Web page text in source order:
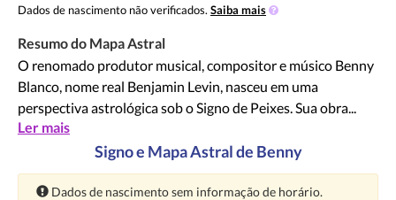
Dados de nascimento não verificados. Saiba mais
Resumo do Mapa Astral
O renomado produtor musical, compositor e músico Benny
Blanco, nome real Benjamin Levin, nasceu em uma
perspectiva astrológica sob o Signo de Peixes. Sua obra...
Ler mais
Signo e Mapa Astral de Benny
Atenção:
Dados de nascimento sem informação de horário.